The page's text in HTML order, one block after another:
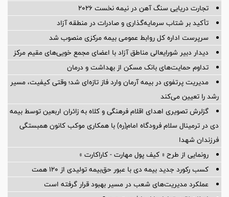
تجارت دریایی سنگ آهن در نیمه نخست ۲۰۲۶
تأکید بر شتاب سرمایه‌گذاری و صادرات در منطقه آزاد
سرپرست اداره کل روابط عمومی بیمه مرکزی منصوب شد
دیدار دبیر شورایعالی مناطق آزاد با اعضای مجمع خویی‌های مقیم مرکز
تداوم حمایت‌های بانک مسکن از بهداشت و درمان
مدیریت پرتفوی در بیمه آرمان وارد فاز تازه‌ای شد؛ وقتی کیفیت، مسیر
رشد را تعیین می‌کند
گزلرش تصویری اهدای اقلام فرهنگی و کلاه به زائران اربعین توسط بیمه
دی در ترمینال سلام فرودگاه امام(ره) با همکاری موکب کانون همبستگی
فرزندان شهدا
رونمایی از طرح « کیف پول مهارت - کاراکارت »
کسب رکورد جدید بیمه دی با عبور حق‌بیمه تولیدی از 120 همت
عملکرد مدیریت‌های شعب در مسیر بهبود قرار گرفته است